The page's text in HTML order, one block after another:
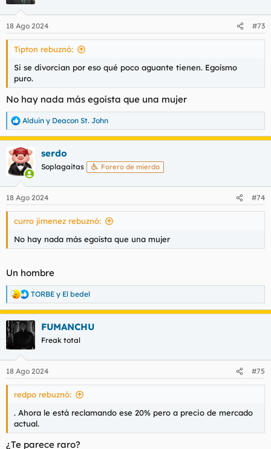
e
s
18 Ago 2024 #73
Tipton rebuznó:
Si se divorcian por eso qué poco aguante tienen. Egoísmo
puro.
No hay nada más egoísta que una mujer
R
e
a
c
c
i
e
s
Alduin y Deacon St. John
serdo
Soplagaitas Forero de mierda
18 Ago 2024 #74
curro jimenez rebuznó:
No hay nada más egoísta que una mujer
Un hombre
R
e
a
c
c
e
s
TORBE y El bedel
FUMANCHU
Freak total
18 Ago 2024 #75
redpo rebuznó:
. Ahora le está reclamando ese 20% pero a precio de mercado
actual.
¿Te parece raro?